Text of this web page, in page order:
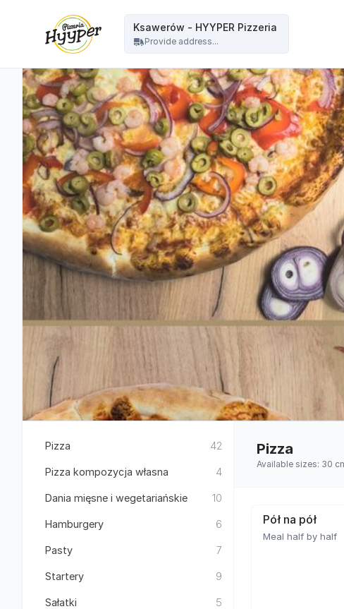
Ksawerów - HYYPER Pizzeria
Provide address...
Pizza 42
Pizza kompozycja własna 4
Dania mięsne i wegetariańskie 10
Hamburgery 6
Pasty 7
Startery 9
Sałatki 5
Pizza
Available sizes: 30
Pół na pół
Meal half by half